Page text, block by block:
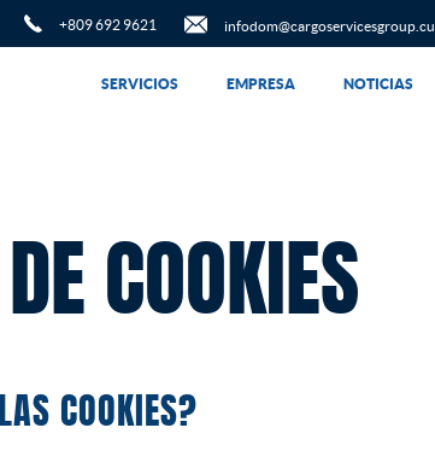
+809 692 9621 infodom@cargoservicesgroup.cu
SERVICIOS EMPRESA NOTICIAS
COOKIES
COOKIES?